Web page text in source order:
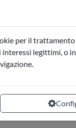
per il
legittimi, o